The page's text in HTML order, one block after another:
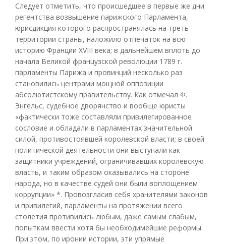
Следует отметить, что происшедшее в первые же дни
регентства возвышение парижского Парламента,
юрисдикция которого распространялась на треть
территории страны, наложило отпечаток на всю
историю Франции XVIII века; в дальнейшем вплоть до
начала Великой французской революции 1789 г.
парламенты Парижа и провинций несколько раз
становились центрами мощной оппозиции
абсолютистскому правительству. Как отмечал Ф.
Энгельс, судебное дворянство и вообще юристы
«фактически тоже составляли привилегированное
сословие и обладали в парламентах значительной
силой, противостоявшей королевской власти; в своей
политической деятельности они выступали как
защитники учреждений, ограничивавших королевскую
власть, и таким образом оказывались на стороне
народа, но в качестве судей они были воплощением
коррупции» *. Провозгласив себя хранителями законов
и привилегий, парламенты на протяжении всего
столетия противились любым, даже самым слабым,
попыткам ввести хотя бы необходимейшие реформы.
При этом, по иронии истории, эти упрямые